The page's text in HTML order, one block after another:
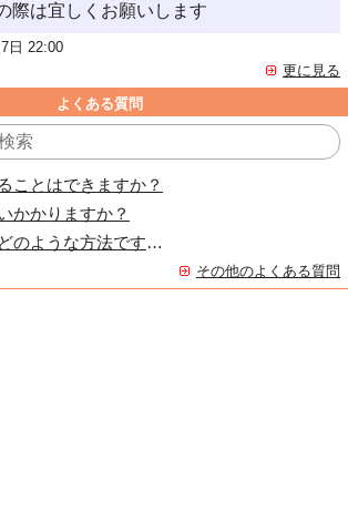
際は宜しくお願いします
日 22:00
更に見る
よくある質問
ことはできますか？
かかりますか？
代金の支払いはどのような方法ですか？
その他のよくある質問